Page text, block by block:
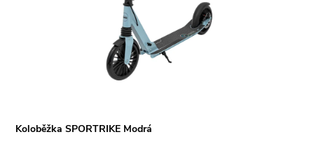
Koloběžka SPORTRIKE Modrá